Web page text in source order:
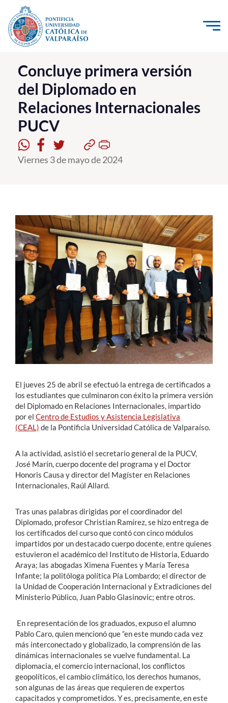
Click acá para ir directamente al contenido
La Universidad
Investigación, Creación e Innovación
PUCV Internacional
Vinculación con el Medio
Admisión
Formación Continua
Estudiantes
Académicos
Funcionarios
English
Concluye primera versión
del Diplomado en
Relaciones Internacionales
PUCV
Viernes 3 de mayo de 2024
El jueves 25 de abril se efectuó la entrega de certificados a
los estudiantes que culminaron con éxito la primera versión
del Diplomado en Relaciones Internacionales, impartido
por el Centro de Estudios y Asistencia Legislativa
(CEAL) de la Pontificia Universidad Católica de Valparaíso.
A la actividad, asistió el secretario general de la PUCV,
José Marín, cuerpo docente del programa y el Doctor
Honoris Causa y director del Magíster en Relaciones
Internacionales, Raúl Allard.
Tras unas palabras dirigidas por el coordinador del
Diplomado, profesor Christian Ramírez, se hizo entrega de
los certificados del curso que contó con cinco módulos
impartidos por un destacado cuerpo docente, entre quienes
estuvieron el académico del Instituto de Historia, Eduardo
Araya; las abogadas Ximena Fuentes y María Teresa
Infante; la politóloga política Pía Lombardo; el director de
la Unidad de Cooperación Internacional y Extradiciones del
Ministerio Público, Juan Pablo Glasinovic; entre otros.
En representación de los graduados, expuso el alumno
Pablo Caro, quien mencionó que “en este mundo cada vez
más interconectado y globalizado, la comprensión de las
dinámicas internacionales se vuelve fundamental. La
diplomacia, el comercio internacional, los conflictos
geopolíticos, el cambio climático, los derechos humanos,
son algunas de las áreas que requieren de expertos
capacitados y comprometidos. Y es, precisamente, en este